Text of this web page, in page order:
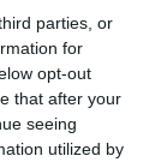
parties, or
for
opt-out
that after your
seeing
utilized by
Pinterest